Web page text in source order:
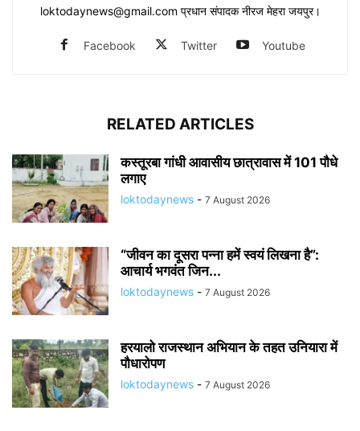
loktodaynews@gmail.com प्रधान संपादक नीरज मेहरा जयपुर।
Facebook Twitter Youtube
RELATED ARTICLES
कस्तूरबा गांधी आवासीय छात्रावास में 101 पौधे
लगाए
loktodaynews - 7 August 2026
“जीवन का दूसरा पन्ना हमें स्वयं लिखना है”:
आचार्य भगवंत जिन...
loktodaynews - 7 August 2026
हरयालो राजस्थान अभियान के तहत उनियारा में
पौधारोपण
loktodaynews - 7 August 2026